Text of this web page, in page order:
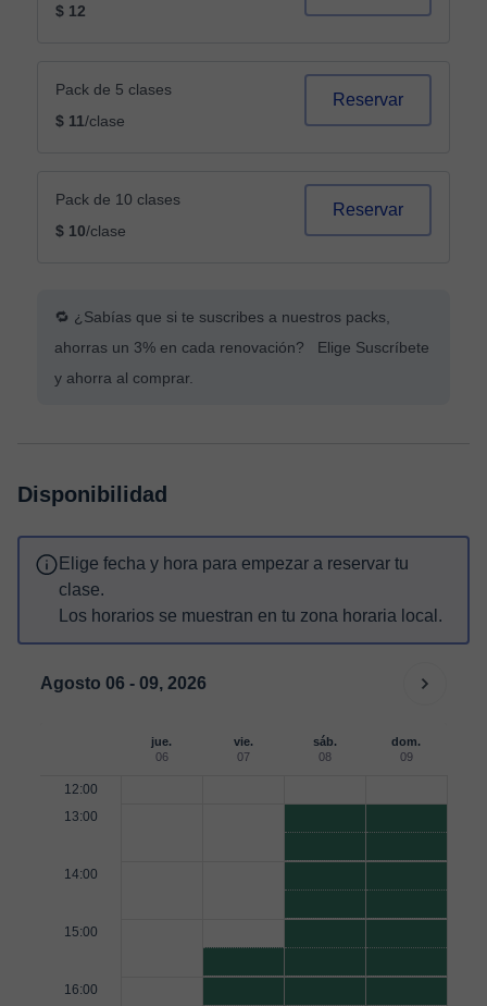
$ 12
Pack de 5 clases
$ 11/clase
Reservar
Pack de 10 clases
$ 10/clase
Reservar
🔁 ¿Sabías que si te suscribes a nuestros packs,
ahorras un 3% en cada renovación? Elige Suscríbete
y ahorra al comprar.
Disponibilidad
Elige fecha y hora para empezar a reservar tu
clase.
Los horarios se muestran en tu zona horaria local.
Agosto 06 - 09, 2026
jue.
06
vie.
07
sáb.
08
dom.
09
12:00
13:00
14:00
15:00
16:00